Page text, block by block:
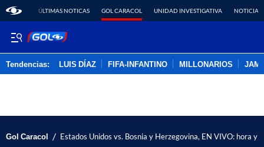
ÚLTIMAS NOTICAS GOL CARACOL UNIDAD INVESTIGATIVA NOTICIAS
Tendencias: LUIS DÍAZ FIFA-INFANTINO MILLONARIOS
Gol Caracol / Estados Unidos vs. Bosnia y Herzegovina, EN VIVO: hora